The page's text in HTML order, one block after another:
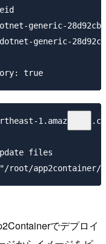
generic-
generic-
files
でデプロイ